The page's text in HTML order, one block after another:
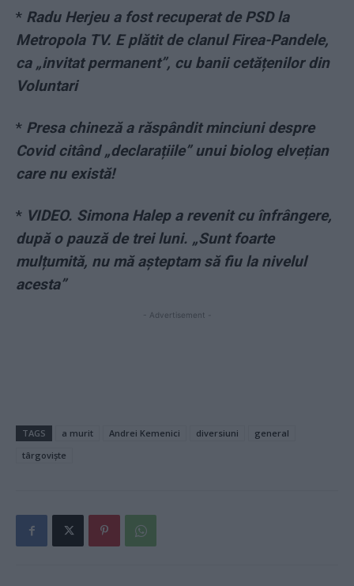
* Radu Herjeu a fost recuperat de PSD la
Metropola TV. E plătit de clanul Firea-Pandele,
ca „invitat permanent”, cu banii cetățenilor din
Voluntari
* Presa chineză a răspândit minciuni despre
Covid citând „declarațiile” unui biolog elvețian
care nu există!
* VIDEO. Simona Halep a revenit cu înfrângere,
după o pauză de trei luni. „Sunt foarte
mulțumită, nu mă așteptam să fiu la nivelul
acesta”
- Advertisement -
TAGS a murit Andrei Kemenici diversiuni
general
târgoviște